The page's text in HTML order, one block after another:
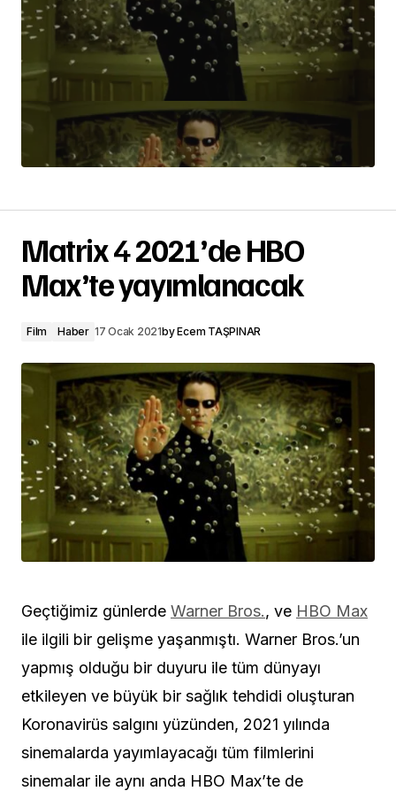
Matrix 4 2021’de HBO
Max’te yayımlanacak
Film Haber 17 Ocak 2021byEcem TAŞPINAR
Geçtiğimiz günlerde Warner Bros., ve HBO Max
ile ilgili bir gelişme yaşanmıştı. Warner Bros.’un
yapmış olduğu bir duyuru ile tüm dünyayı
etkileyen ve büyük bir sağlık tehdidi oluşturan
Koronavirüs salgını yüzünden, 2021 yılında
sinemalarda yayımlayacağı tüm filmlerini
sinemalar ile aynı anda HBO Max’te de